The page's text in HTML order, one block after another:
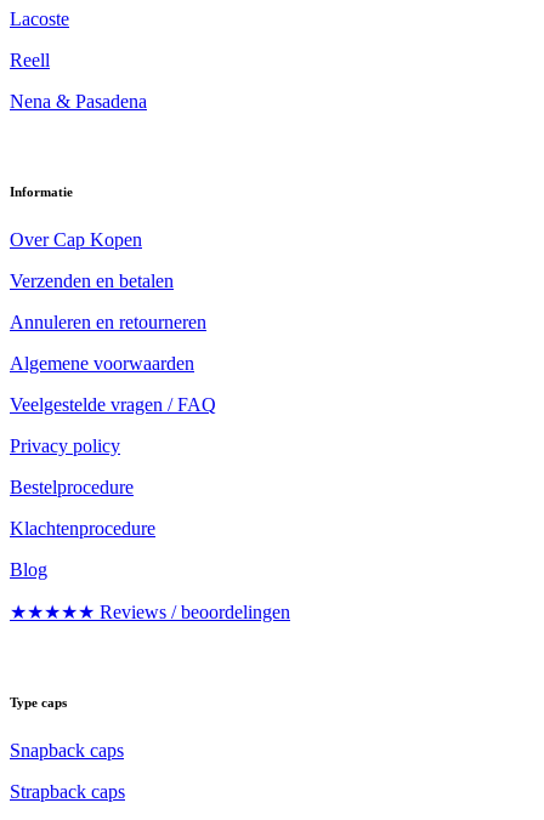
Lacoste
Reell
Nena & Pasadena
Informatie
Over Cap Kopen
Verzenden en betalen
Annuleren en retourneren
Algemene voorwaarden
Veelgestelde vragen / FAQ
Privacy policy
Bestelprocedure
Klachtenprocedure
Blog
★★★★★ Reviews / beoordelingen
Type caps
Snapback caps
Strapback caps